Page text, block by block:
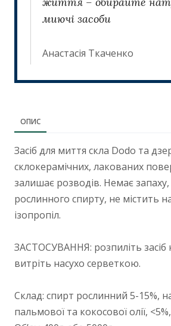
миючі засоби
Анастасія Ткаченко
ОПИС
Засіб для миття скла Dodo та
склокерамічних, лакованих
залишає розводів. Немає запаху,
рослинного спирту, не містить
ізопропіл.
ЗАСТОСУВАННЯ: розпиліть засіб
витріть насухо серветкою.
Склад: спирт рослинний 5-15%,
пальмової та кокосової олії,